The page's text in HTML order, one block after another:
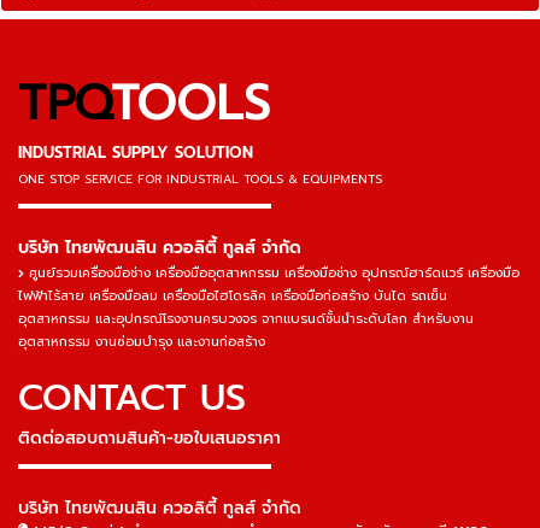
TPQTOOLS
INDUSTRIAL SUPPLY SOLUTION
ONE STOP SERVICE FOR INDUSTRIAL TOOLS & EQUIPMENTS
▬▬▬▬▬▬▬▬▬▬▬▬▬▬▬
บริษัท ไทยพัฒนสิน ควอลิตี้ ทูลส์ จำกัด
ศูนย์รวมเครื่องมือช่าง เครื่องมืออุตสาหกรรม เครื่องมือช่าง อุปกรณ์ฮาร์ดแวร์ เครื่องมือ
ไฟฟ้าไร้สาย เครื่องมือลม เครื่องมือไฮโดรลิค เครื่องมือก่อสร้าง บันได รถเข็น
อุตสาหกรรม และอุปกรณ์โรงงานครบวงจร จากแบรนด์ชั้นนำระดับโลก สำหรับงาน
อุตสาหกรรม งานซ่อมบำรุง และงานก่อสร้าง
CONTACT US
ติดต่อสอบถามสินค้า-ขอใบเสนอราคา
▬▬▬▬▬▬▬▬▬▬▬▬▬▬▬
บริษัท ไทยพัฒนสิน ควอลิตี้ ทูลส์ จำกัด